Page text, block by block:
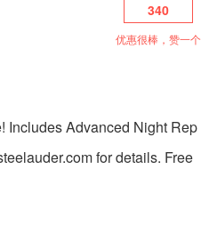
340
优惠很棒，赞一个
Includes Advanced Night Rep
for details. Free